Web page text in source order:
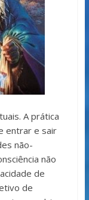
A prática
entrar e sair
não-
não
de
de